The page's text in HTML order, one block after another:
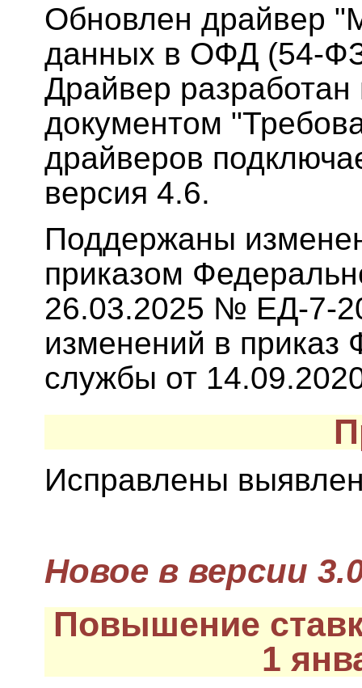
Обновлен драйвер
данных в ОФД (54-
Драйвер разработан
документом
драйверов
версия 4.6.
Поддержаны
приказом
26.03.2025 № ЕД-7-
изменений в приказ
службы от
Исправлены
Новое в версии
Повышение
1